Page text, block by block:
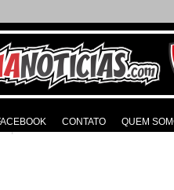
CONTATO QUEM